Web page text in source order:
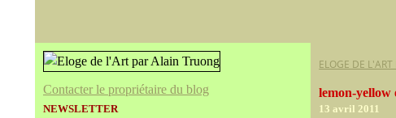
Contacter le propriétaire du blog
NEWSLETTER
ELOGE DE
lemon-yellow
13 avril 2011